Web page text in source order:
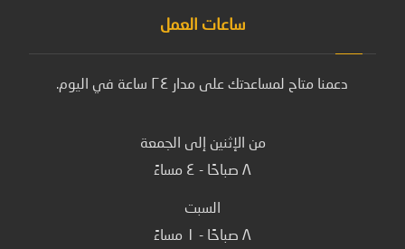
ساعات العمل
دعمنا متاح لمساعدتك على مدار ٢٤ ساعة في اليوم.
من الإثنين إلى الجمعة
٨ صباحًا - ٤ مساءً
السبت
٨ صباحًا - ١ مساءً